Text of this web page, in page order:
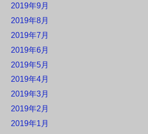
2019年9月
2019年8月
2019年7月
2019年6月
2019年5月
2019年4月
2019年3月
2019年2月
2019年1月